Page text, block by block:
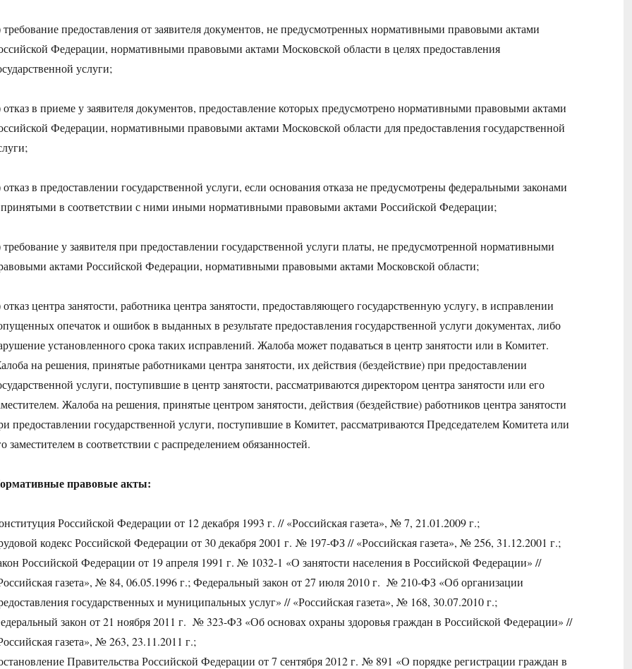
требование предоставления от заявителя документов, не предусмотренных нормативными правовыми актами
Федерации, нормативными правовыми актами Московской области в целях предоставления
услуги;
отказ в приеме у заявителя документов, предоставление которых предусмотрено нормативными правовыми актами
Федерации, нормативными правовыми актами Московской области для предоставления государственной
отказ в предоставлении государственной услуги, если основания отказа не предусмотрены федеральными законами
в соответствии с ними иными нормативными правовыми актами Российской Федерации;
требование у заявителя при предоставлении государственной услуги платы, не предусмотренной нормативными
актами Российской Федерации, нормативными правовыми актами Московской области;
отказ центра занятости, работника центра занятости, предоставляющего государственную услугу, в исправлении
опечаток и ошибок в выданных в результате предоставления государственной услуги документах, либо
установленного срока таких исправлений. Жалоба может подаваться в центр занятости или в Комитет.
на решения, принятые работниками центра занятости, их действия (бездействие) при предоставлении
услуги, поступившие в центр занятости, рассматриваются директором центра занятости или его
Жалоба на решения, принятые центром занятости, действия (бездействие) работников центра занятости
предоставлении государственной услуги, поступившие в Комитет, рассматриваются Председателем Комитета или
заместителем в соответствии с распределением обязанностей.
правовые акты:
Российской Федерации от 12 декабря 1993 г. // «Российская газета», № 7, 21.01.2009 г.;
кодекс Российской Федерации от 30 декабря 2001 г. № 197-ФЗ // «Российская газета», № 256, 31.12.2001 г.;
Российской Федерации от 19 апреля 1991 г. № 1032-1 «О занятости населения в Российской Федерации» //
газета», № 84, 06.05.1996 г.; Федеральный закон от 27 июля 2010 г. № 210-ФЗ «Об организации
государственных и муниципальных услуг» // «Российская газета», № 168, 30.07.2010 г.;
закон от 21 ноября 2011 г. № 323-ФЗ «Об основах охраны здоровья граждан в Российской Федерации» //
газета», № 263, 23.11.2011 г.;
Правительства Российской Федерации от 7 сентября 2012 г. № 891 «О порядке регистрации граждан в